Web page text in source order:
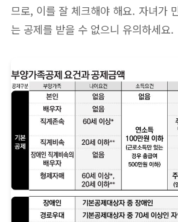
므로, 이를 잘 체크해야 해요. 자녀가
는 공제를 받을 수 없으니 유의하세요.